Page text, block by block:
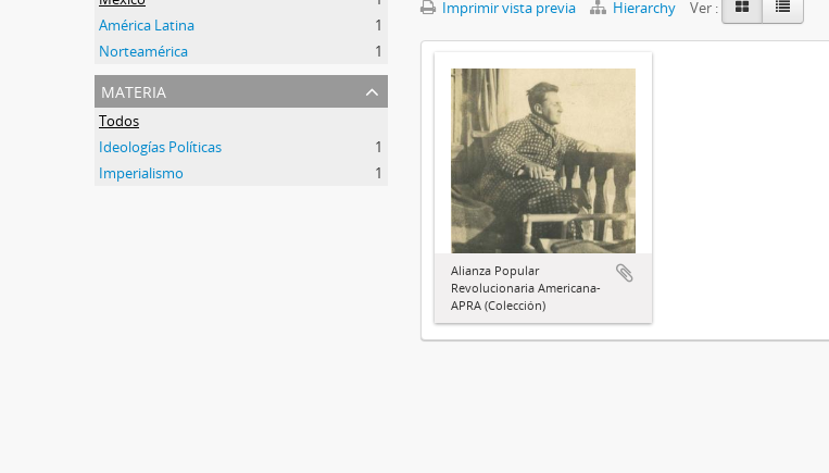
América Latina
1
Norteamérica
1
materia
Todos
Ideologías Políticas
1
Imperialismo
1
Imprimir vista previa Hierarchy Ver :
Alianza Popular
Revolucionaria Americana-
APRA (Colección)